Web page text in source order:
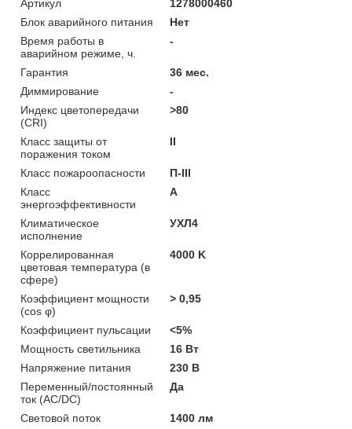
Артикул
1278000460
Блок аварийного питания
Нет
Время работы в
аварийном режиме, ч.
-
Гарантия
36 мес.
Диммирование
-
Индекс цветопередачи
(CRI)
>80
Класс защиты от
поражения током
II
Класс пожароопасности
П-ІІІ
Класс
энергоэффективности
A
Климатическое
исполнение
УХЛ4
Коррелированная
цветовая температура (в
сфере)
4000 K
Коэффициент мощности
(cos φ)
> 0,95
Коэффициент пульсации
<5%
Мощность светильника
16 Вт
Напряжение питания
230 В
Переменный/постоянный
ток (AC/DC)
Да
Световой поток
1400 лм